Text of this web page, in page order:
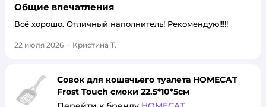
Общие впечатления
Всё хорошо. Отличный наполнитель! Рекомендую!!!!!
22 июля 2026 · Кристина Т.
Совок для кошачьего туалета HOMECAT
Frost Touch смоки 22.5*10*5см